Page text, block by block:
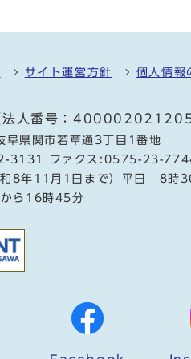
サイト運営方針 個人情報
法人番号：
県関市若草通3丁目1番地
3131
ファクス:0575-23-
和8年11月1日まで）平日 8時
ら16時45分